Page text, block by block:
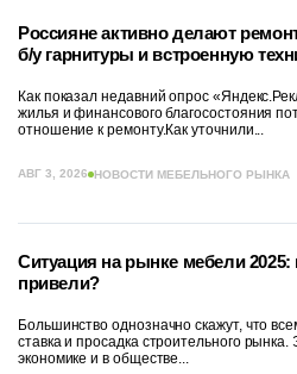
Россияне активно делают
б/у гарнитуры и встроенную
Как показал недавний опрос
жилья и финансового благосостояния
отношение к ремонту.Как уточнили...
АВГ 3, 2026 НОВОСТИ МЕБЕЛЬНОГО РЫНКА
Ситуация на рынке мебели 2025:
привели?
Большинство однозначно скажут, что
ставка и просадка строительного рынка.
экономике и в обществе...